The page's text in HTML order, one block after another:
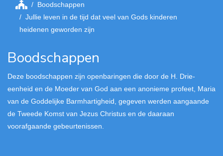
Boodschappen
Jullie leven in de tijd dat veel van Gods kinderen
heidenen geworden zijn
Boodschappen
Deze boodschappen zijn openbaringen die door de H. Drie-
eenheid en de Moeder van God aan een anonieme profeet, Maria
van de Goddelijke Barmhartigheid, gegeven werden aangaande
de Tweede Komst van Jezus Christus en de daaraan
voorafgaande gebeurtenissen.